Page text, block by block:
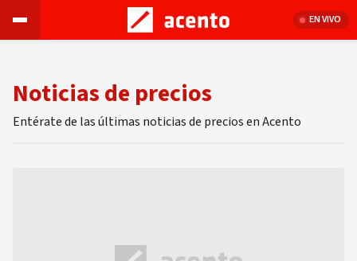
EN VIVO
Noticias de precios
Entérate de las últimas noticias de precios en Acento